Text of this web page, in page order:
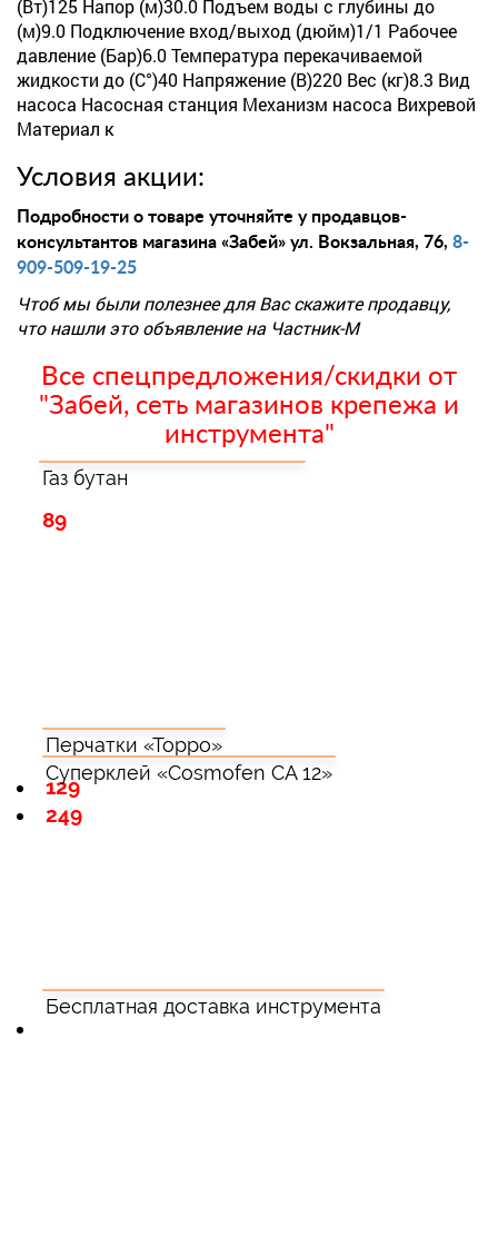
(Вт)125 Напор (м)30.0 Подъем воды с глубины до
(м)9.0 Подключение вход/выход (дюйм)1/1 Рабочее
давление (Бар)6.0 Температура перекачиваемой
жидкости до (С°)40 Напряжение (В)220 Вес (кг)8.3 Вид
насоса Насосная станция Механизм насоса Вихревой
Материал к
Условия акции:
Подробности о товаре уточняйте у продавцов-
консультантов магазина «Забей» ул. Вокзальная, 76, 8-
909-509-19-25
Чтоб мы были полезнее для Вас скажите продавцу,
что нашли это объявление на Частник-М
Все спецпредложения/скидки от
"Забей, сеть магазинов крепежа и
инструмента"
Газ бутан
89
Суперклей «Cosmofen CA 12»
249
Перчатки «Торро»
129
Бесплатная доставка инструмента